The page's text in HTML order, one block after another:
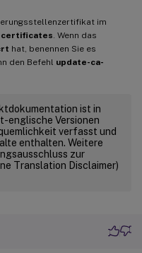
im
. Wenn das
hat, benennen Sie es
den Befehl update-ca-
ist in
englische Versionen
verfasst und
enthalten. Weitere
zur
Translation Disclaimer)